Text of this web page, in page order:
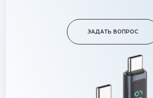
ЗАДАТЬ ВОПРОС